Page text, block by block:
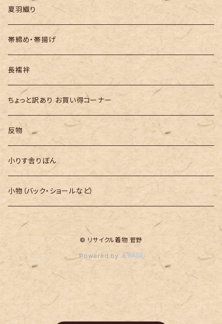
夏羽織り
帯締め・帯揚げ
長襦袢
ちょっと訳あり お買い得コーナー
反物
小りす舎りぼん
小物（バック・ショールなど）
© リサイクル着物 菅野
Powered by